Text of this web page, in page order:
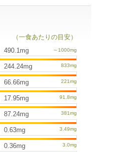
（一食あたりの目安）
490.1mg
244.24mg
66.66mg
17.95mg
87.24mg
0.63mg
0.36mg